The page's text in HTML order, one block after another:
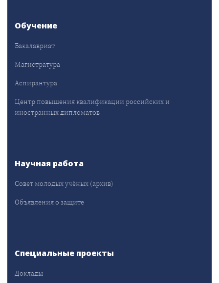
Обучение
Бакалавриат
Магистратура
Аспирантура
Центр повышения квалификации российских и
иностранных дипломатов
Научная работа
Совет молодых учёных (архив)
Объявления о защите
Специальные проекты
Доклады